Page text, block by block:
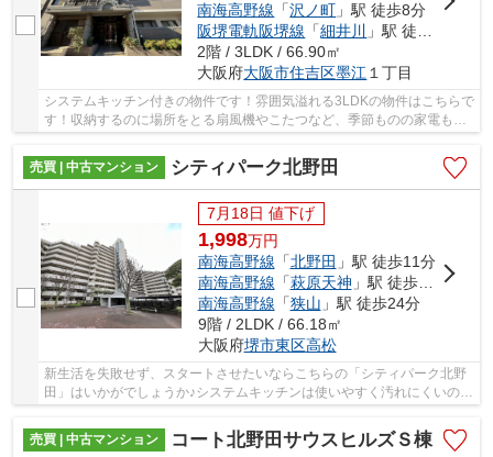
南海高野線 「沢ノ町 」駅 徒歩8分
阪堺電軌阪堺線 「細井川
」駅 徒歩5分
2階 / 3LDK / 66.90㎡
大阪府大阪市住吉区墨江１丁目
システムキッチン付きの物件です！雰囲気溢れる3LDKの物件はこちらで
す！収納するのに場所をとる扇風機やこたつなど、季節ものの家電もし
売買 | 中古マンション
シティパーク北野田
7月18日 値下げ
1,998万円
南海高野線 「北野田 」駅 徒歩11分
南海高野線 「萩原天神 」駅 徒歩18分
南海高野線 「狭山 」駅 徒歩24分
9階 / 2LDK / 66.18㎡
大阪府堺市東区高松
新生活を失敗せず、スタートさせたいならこちらの「シティパーク北野
田」はいかがでしょうか♪システムキッチンは使いやすく汚れにくいので
売買 | 中古マンション
コート北野田サウスヒルズＳ棟